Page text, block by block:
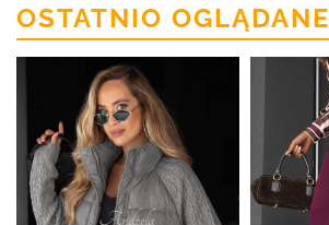
OSTATNIO OGLĄDANE